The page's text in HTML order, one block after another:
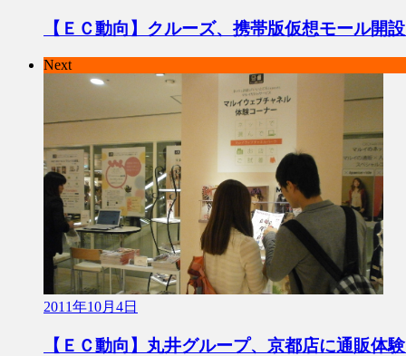
【ＥＣ動向】クルーズ、携帯版仮想モール
Next
2011年10月4日
【ＥＣ動向】丸井グループ、京都店に通販体